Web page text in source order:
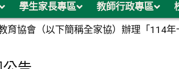
學生家長專區 教師行政專區
育協會（以下簡稱全家協）辦理「114年